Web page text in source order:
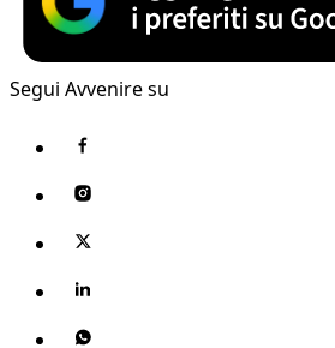
Segui Avvenire su